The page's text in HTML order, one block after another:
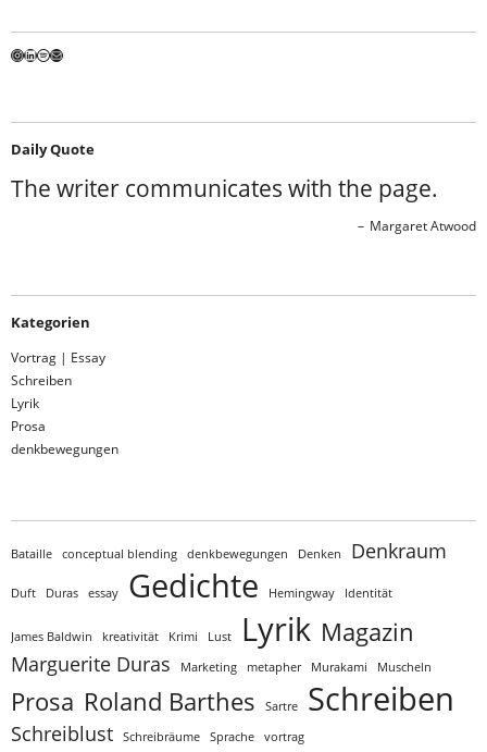
Instagram
LinkedIn
Spotify
E-Mail
Daily Quote
The writer communicates with the page.
Margaret Atwood
Kategorien
Vortrag | Essay
Schreiben
Lyrik
Prosa
denkbewegungen
Bataille conceptual blending denkbewegungen Denken Denkraum
Duft Duras essay Gedichte Hemingway Identität
James Baldwin kreativität Krimi Lust Lyrik Magazin
Marguerite Duras Marketing metapher Murakami Muscheln
Prosa Roland Barthes Sartre Schreiben
Schreiblust Schreibräume Sprache vortrag